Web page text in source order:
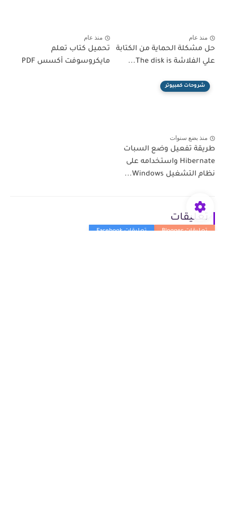
منذ عام
حل مشكلة الحماية من الكتابة
علي الفلاشة The disk is...
منذ عام
تحميل كتاب تعلم
مايكروسوفت أكسس PDF
شروحات كمبيوتر
منذ بضع سنوات
طريقة تفعيل وضع السبات
Hibernate واستخدامه على
نظام التشغيل Windows...
تعليقات